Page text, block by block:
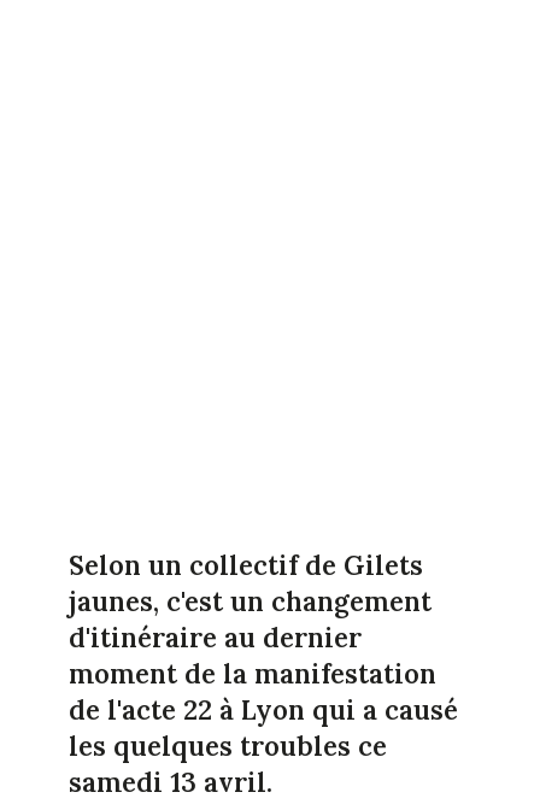
Selon un collectif de Gilets
jaunes, c'est un changement
d'itinéraire au dernier
moment de la manifestation
de l'acte 22 à Lyon qui a causé
les quelques troubles ce
samedi 13 avril.